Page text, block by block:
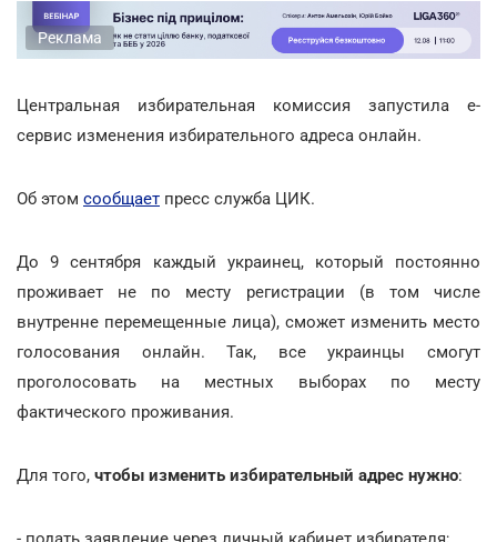
Реклама
Центральная избирательная комиссия запустила е-
сервис изменения избирательного адреса онлайн.
Об этом сообщает пресс служба ЦИК.
До 9 сентября каждый украинец, который постоянно
проживает не по месту регистрации (в том числе
внутренне перемещенные лица), сможет изменить место
голосования онлайн. Так, все украинцы смогут
проголосовать на местных выборах по месту
фактического проживания.
Для того, чтобы изменить избирательный адрес нужно: